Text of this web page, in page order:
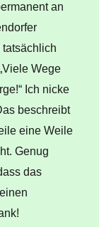
an
Wege
Ich nicke
beschreibt
eine Weile
Genug
das